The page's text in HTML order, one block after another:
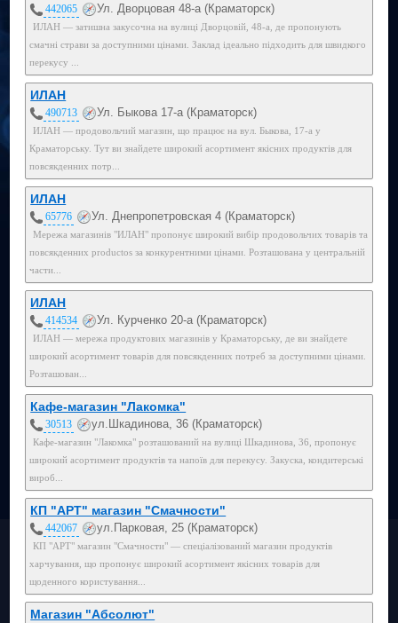
442065 Ул. Дворцовая 48-а (Краматорск)
ИЛАН — затишна закусочна на вулиці Дворцовій, 48-а, де пропонують
смачні страви за доступними цінами. Заклад ідеально підходить для швидкого
перекусу ...
ИЛАН
490713 Ул. Быкова 17-а (Краматорск)
ИЛАН — продовольчий магазин, що працює на вул. Быкова, 17-а у
Краматорську. Тут ви знайдете широкий асортимент якісних продуктів для
повсякденних потр...
ИЛАН
65776 Ул. Днепропетровская 4 (Краматорск)
Мережа магазинів "ИЛАН" пропонує широкий вибір продовольчих товарів та
повсякденних productos за конкурентними цінами. Розташована у центральній
части...
ИЛАН
414534 Ул. Курченко 20-а (Краматорск)
ИЛАН — мережа продуктових магазинів у Краматорську, де ви знайдете
широкий асортимент товарів для повсякденних потреб за доступними цінами.
Розташован...
Кафе-магазин "Лакомка"
30513 ул.Шкадинова, 36 (Краматорск)
Кафе-магазин "Лакомка" розташований на вулиці Шкадинова, 36, пропонує
широкий асортимент продуктів та напоїв для перекусу. Закуска, кондитерські
вироб...
КП "АРТ" магазин "Смачности"
442067 ул.Парковая, 25 (Краматорск)
КП "АРТ" магазин "Смачности" — спеціалізований магазин продуктів
харчування, що пропонує широкий асортимент якісних товарів для
щоденного користування...
Магазин "Абсолют"